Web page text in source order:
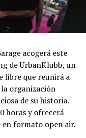
acogerá este
de UrbanKlubb, un
libre que reunirá a
organización
de su historia.
horas y ofrecerá
en formato open air.